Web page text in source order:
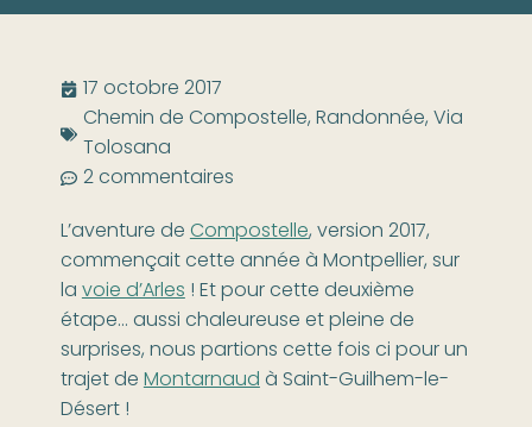
17 octobre 2017
Chemin de Compostelle,Randonnée,Via
Tolosana
2 commentaires
L’aventure deCompostelle, version 2017,
commençait cette année à Montpellier, sur
lavoie d’Arles! Et pour cette deuxième
étape… aussi chaleureuse et pleine de
surprises, nous partions cette fois ci pour un
trajet deMontarnaudà Saint-Guilhem-le-
Désert !